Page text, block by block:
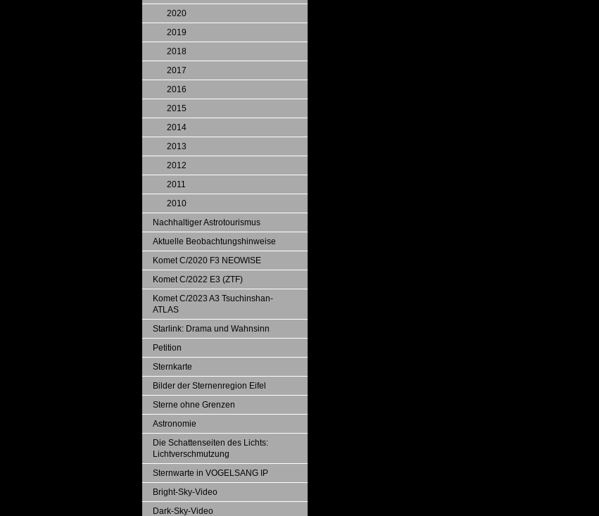
2020
2019
2018
2017
2016
2015
2014
2013
2012
2011
2010
Nachhaltiger Astrotourismus
Aktuelle Beobachtungshinweise
Komet C/2020 F3 NEOWISE
Komet C/2022 E3 (ZTF)
Komet C/2023 A3 Tsuchinshan-
ATLAS
Starlink: Drama und Wahnsinn
Petition
Sternkarte
Bilder der Sternenregion Eifel
Sterne ohne Grenzen
Astronomie
Die Schattenseiten des Lichts:
Lichtverschmutzung
Sternwarte in VOGELSANG IP
Bright-Sky-Video
Dark-Sky-Video